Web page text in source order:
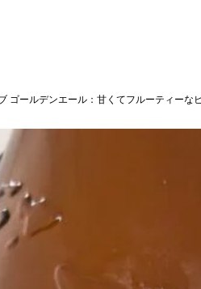
ゴールデンエール：甘くてフルーティーな